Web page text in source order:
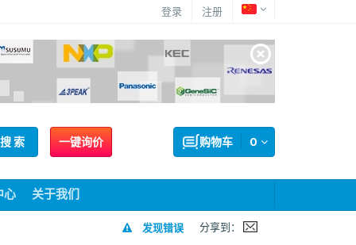
登录 注册
一键询价 0
购物车
搜 索
心 关于我们
发现错误 分享到：